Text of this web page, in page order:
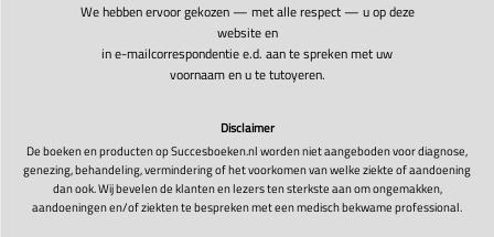
We hebben ervoor gekozen — met alle respect — u op deze
website en
in e-mailcorrespondentie e.d. aan te spreken met uw
voornaam en u te tutoyeren.
Disclaimer
De boeken en producten op Succesboeken.nl worden niet aangeboden voor diagnose,
genezing, behandeling, vermindering of het voorkomen van welke ziekte of aandoening
dan ook. Wij bevelen de klanten en lezers ten sterkste aan om ongemakken,
aandoeningen en/of ziekten te bespreken met een medisch bekwame professional.